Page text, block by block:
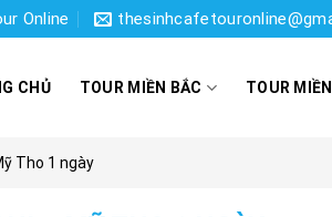
Online
CHỦ TOUR MIỀN BẮC TOUR
Tho 1 ngày